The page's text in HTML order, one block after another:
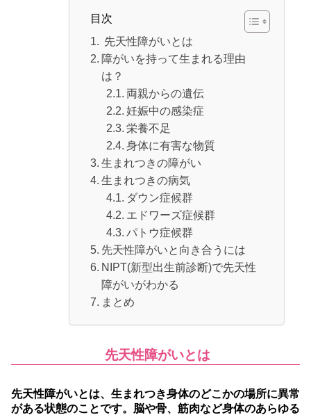
目次
先天性障がいとは
障がいを持って生まれる理由
は？
両親からの遺伝
妊娠中の感染症
栄養不足
身体に有害な物質
生まれつきの障がい
生まれつきの病気
ダウン症候群
エドワーズ症候群
パトウ症候群
先天性障がいと向き合うには
NIPT(新型出生前診断)で先天性
障がいがわかる
まとめ
先天性障がいとは
先天性障がいとは、生まれつき身体のどこかの場所に異常
がある状態のことです。脳や骨、筋肉など身体のあらゆる